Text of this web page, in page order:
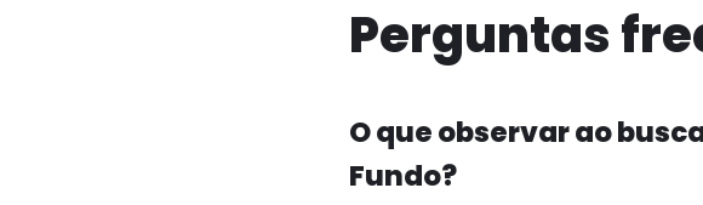
Perguntas
O que observar ao
Fundo?